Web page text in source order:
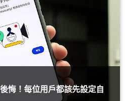
悔！每位用戶都該先設定自